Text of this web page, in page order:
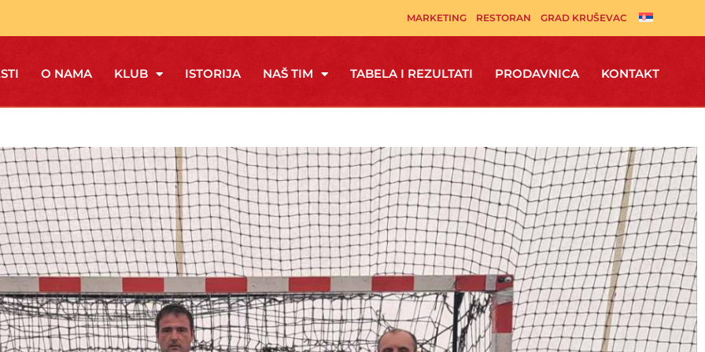
MARKETING RESTORAN GRAD KRUŠEVAC
O NAMA KLUB ISTORIJA NAŠ TIM TABELA I REZULTATI PRODAVNICA KONTAKT